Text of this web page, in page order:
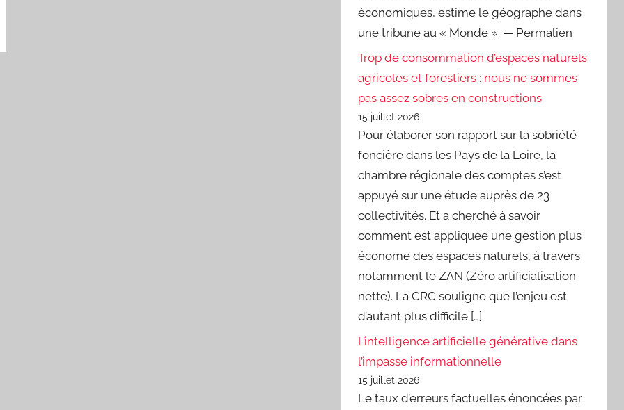
économiques, estime le géographe dans
une tribune au « Monde ». — Permalien
Trop de consommation d’espaces naturels
agricoles et forestiers : nous ne sommes
pas assez sobres en constructions
15 juillet 2026
Pour élaborer son rapport sur la sobriété
foncière dans les Pays de la Loire, la
chambre régionale des comptes s’est
appuyé sur une étude auprès de 23
collectivités. Et a cherché à savoir
comment est appliquée une gestion plus
économe des espaces naturels, à travers
notamment le ZAN (Zéro artificialisation
nette). La CRC souligne que l’enjeu est
d’autant plus difficile […]
L’intelligence artificielle générative dans
l’impasse informationnelle
15 juillet 2026
Le taux d’erreurs factuelles énoncées par